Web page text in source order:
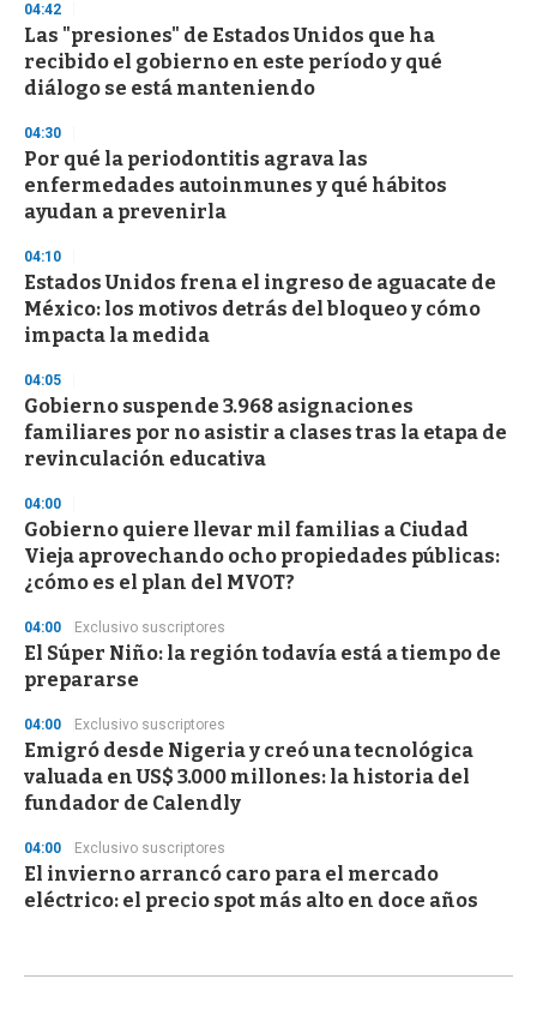
d
s
o
f
3
s
e
c
o
n
04:42
Las "presiones" de Estados Unidos que ha
recibido el gobierno en este período y qué
diálogo se está manteniendo
04:30
Por qué la periodontitis agrava las
enfermedades autoinmunes y qué hábitos
ayudan a prevenirla
04:10
Estados Unidos frena el ingreso de aguacate de
México: los motivos detrás del bloqueo y cómo
impacta la medida
04:05
Gobierno suspende 3.968 asignaciones
familiares por no asistir a clases tras la etapa de
revinculación educativa
04:00
Gobierno quiere llevar mil familias a Ciudad
Vieja aprovechando ocho propiedades públicas:
¿cómo es el plan del MVOT?
04:00 Exclusivo suscriptores
El Súper Niño: la región todavía está a tiempo de
prepararse
04:00 Exclusivo suscriptores
Emigró desde Nigeria y creó una tecnológica
valuada en US$ 3.000 millones: la historia del
fundador de Calendly
04:00 Exclusivo suscriptores
El invierno arrancó caro para el mercado
eléctrico: el precio spot más alto en doce años